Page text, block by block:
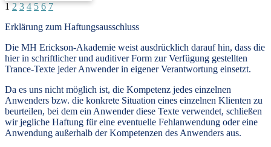
1 2 3 4 5 6 7
Erklärung zum Haftungsausschluss
Die MH Erickson-Akademie weist ausdrücklich darauf hin, dass die
hier in schriftlicher und auditiver Form zur Verfügung gestellten
Trance-Texte jeder Anwender in eigener Verantwortung einsetzt.
Da es uns nicht möglich ist, die Kompetenz jedes einzelnen
Anwenders bzw. die konkrete Situation eines einzelnen Klienten zu
beurteilen, bei dem ein Anwender diese Texte verwendet, schließen
wir jegliche Haftung für eine eventuelle Fehlanwendung oder eine
Anwendung außerhalb der Kompetenzen des Anwenders aus.